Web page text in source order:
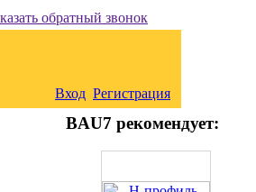
обратный звонок
Вход Регистрация
BAU7 рекомендует: